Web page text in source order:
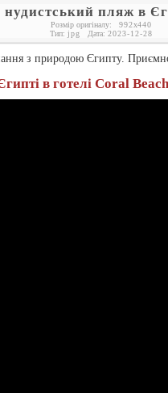
нудистський пляж в
Розмір оригіналу: 992x440
Тип: jpg Дата: 2023-12-28
з природою Єгипту.
в готелі Coral